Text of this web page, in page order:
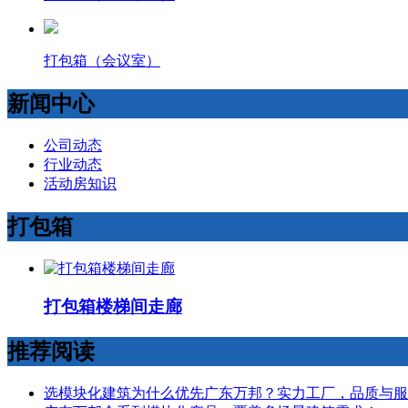
打包箱（会议室）
新闻中心
公司动态
行业动态
活动房知识
打包箱
打包箱楼梯间走廊
推荐阅读
选模块化建筑为什么优先广东万邦？实力工厂，品质与服